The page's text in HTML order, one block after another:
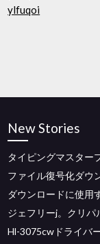
ylfuqoi
New Stories
タイピングマスター
ファイル復号化ダウ
ダウンロードに使用
ジェフリーj。クリパ
Hl-3075cwドライバ